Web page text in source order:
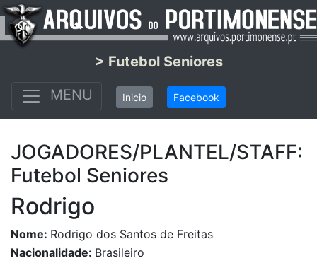
> Futebol Seniores
MENU
Inicio Facebook
JOGADORES/PLANTEL/STAFF:
Futebol Seniores
Rodrigo
Nome: Rodrigo dos Santos de Freitas
Nacionalidade: Brasileiro